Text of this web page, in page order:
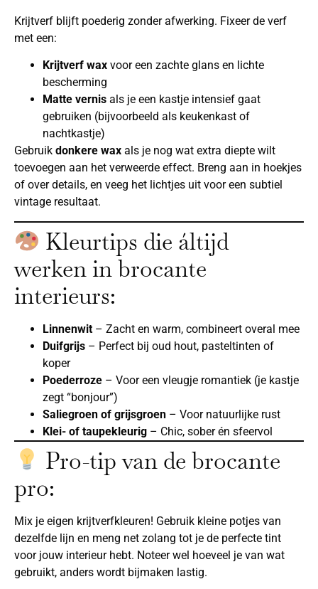
Krijtverf blijft poederig zonder afwerking. Fixeer de verf
met een:
Krijtverf wax voor een zachte glans en lichte
bescherming
Matte vernis als je een kastje intensief gaat
gebruiken (bijvoorbeeld als keukenkast of
nachtkastje)
Gebruik donkere wax als je nog wat extra diepte wilt
toevoegen aan het verweerde effect. Breng aan in hoekjes
of over details, en veeg het lichtjes uit voor een subtiel
vintage resultaat.
Kleurtips die áltijd
werken in brocante
interieurs:
Linnenwit – Zacht en warm, combineert overal mee
Duifgrijs – Perfect bij oud hout, pasteltinten of
koper
Poederroze – Voor een vleugje romantiek (je kastje
zegt “bonjour”)
Saliegroen of grijsgroen – Voor natuurlijke rust
Klei- of taupekleurig – Chic, sober én sfeervol
Pro-tip van de brocante
pro:
Mix je eigen krijtverfkleuren! Gebruik kleine potjes van
dezelfde lijn en meng net zolang tot je de perfecte tint
voor jouw interieur hebt. Noteer wel hoeveel je van wat
gebruikt, anders wordt bijmaken lastig.